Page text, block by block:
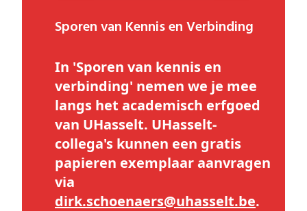
Sporen van Kennis en Verbinding
In 'Sporen van kennis en
verbinding' nemen we je mee
langs het academisch erfgoed
van UHasselt. UHasselt-
collega's kunnen een gratis
papieren exemplaar aanvragen
via
dirk.schoenaers@uhasselt.be.